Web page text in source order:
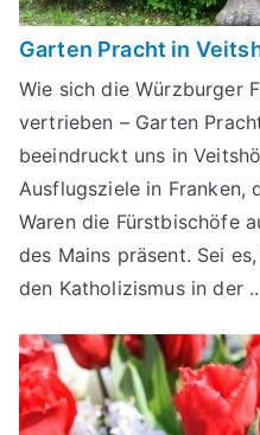
Garten Pracht in
Wie sich die Würzburger
vertrieben – Garten
beeindruckt uns in
Ausflugsziele in Franken,
Waren die Fürstbischöfe
des Mains präsent. Sei
den Katholizismus in der